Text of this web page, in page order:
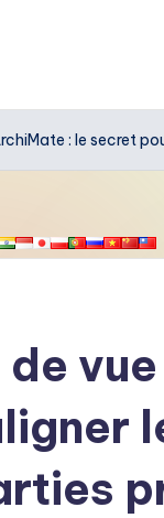
: le secret
de